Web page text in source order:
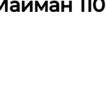
110